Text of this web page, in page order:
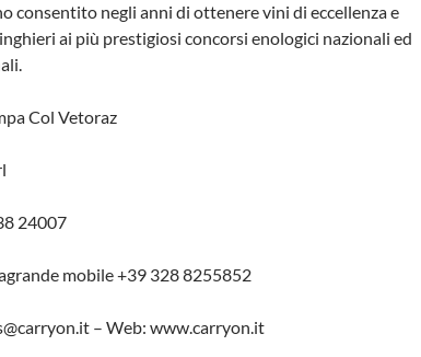
consentito negli anni di ottenere vini di eccellenza e
ai più prestigiosi concorsi enologici nazionali ed
Col Vetoraz
24007
mobile +39 328 8255852
– Web: www.carryon.it